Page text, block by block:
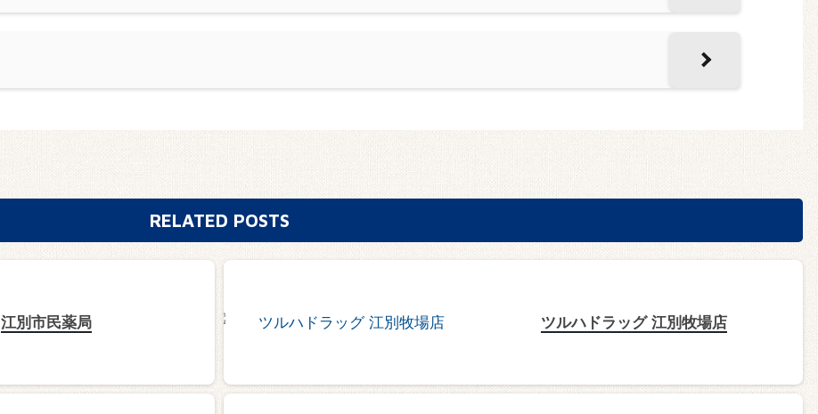
RELATED POSTS
江別市民薬局 ツルハドラッグ 江別牧場店